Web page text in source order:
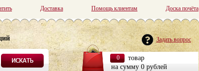
Доска почёта
Помощь клиентам
Доставка
Задать вопрос
0
товар
на сумму 0 рублей